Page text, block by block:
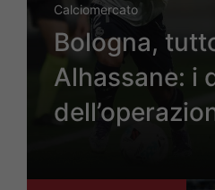
Calciomercato
Bologna,
Alhassane: i